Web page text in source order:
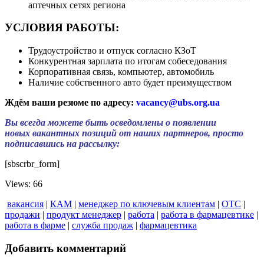
аптечных сетях региона
УСЛОВИЯ РАБОТЫ:
Трудоустройство и отпуск согласно КЗоТ
Конкурентная зарплата по итогам собеседования
Корпоративная связь, компьютер, автомобиль
Наличие собственного авто будет преимуществом
Ждём ваши резюме по адресу: vacancy@ubs.org.ua
Вы всегда можете быть осведомлены о появлении
новых вакантных позиций от наших партнеров, просто
подписавшись на рассылку:
[sbscrbr_form]
Views: 66
вакансия | КАМ | менеджер по ключевым клиентам | ОТС |
продажи | продукт менеджер | работа | работа в фармацевтике |
работа в фарме | служба продаж | фармацевтика
Добавить комментарий